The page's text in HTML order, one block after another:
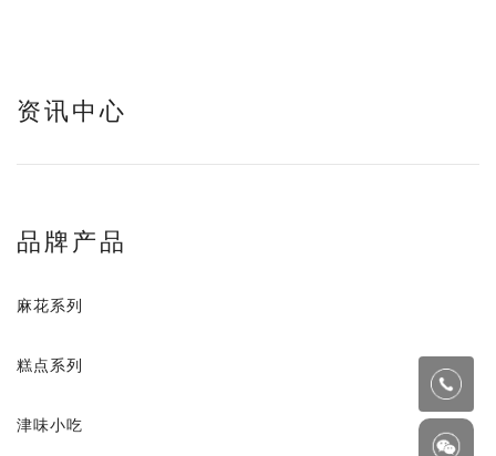
资讯中心
品牌产品
麻花系列
糕点系列
津味小吃